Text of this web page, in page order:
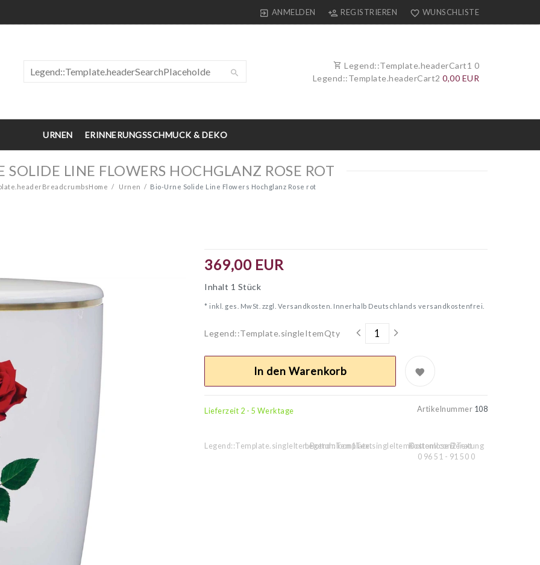
ANMELDEN REGISTRIEREN WUNSCHLISTE
Legend::Template.headerCart1 0
Legend::Template.headerCart2 0,00 EUR
URNEN ERINNERUNGSSCHMUCK & DEKO
SOLIDE LINE FLOWERS HOCHGLANZ ROSE ROT
Urnen Bio-Urne Solide Line Flowers Hochglanz Rose rot
369,00 EUR
Inhalt 1 Stück
* inkl. ges. MwSt. zzgl. Versandkosten. Innerhalb Deutschlands versandkostenfrei.
Legend::Template.singleItemQty
In den Warenkorb
Lieferzeit 2 - 5 Werktage Artikelnummer 108
Legend::Template.singleItemBottomIcon1TextLegend::Template.singleItemBottomIcon2Text
Kostenlose Beratung
0 96 51 - 91 50 0